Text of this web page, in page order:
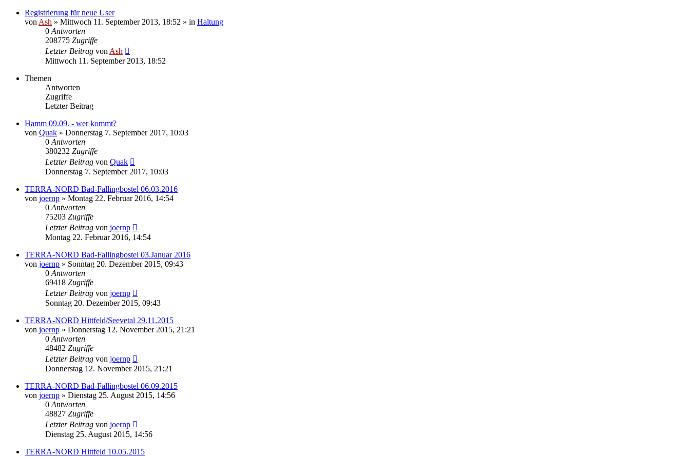
Registrierung für neue User
von Ash » Mittwoch 11. September 2013, 18:52 » in Haltung
0 Antworten
208775 Zugriffe
Letzter Beitrag von Ash
Mittwoch 11. September 2013, 18:52
Themen
Antworten
Zugriffe
Letzter Beitrag
Hamm 09.09. - wer kommt?
von Quak » Donnerstag 7. September 2017, 10:03
0 Antworten
380232 Zugriffe
Letzter Beitrag von Quak
Donnerstag 7. September 2017, 10:03
TERRA-NORD Bad-Fallingbostel 06.03.2016
von joernp » Montag 22. Februar 2016, 14:54
0 Antworten
75203 Zugriffe
Letzter Beitrag von joernp
Montag 22. Februar 2016, 14:54
TERRA-NORD Bad-Fallingbostel 03.Januar 2016
von joernp » Sonntag 20. Dezember 2015, 09:43
0 Antworten
69418 Zugriffe
Letzter Beitrag von joernp
Sonntag 20. Dezember 2015, 09:43
TERRA-NORD Hittfeld/Seevetal 29.11.2015
von joernp » Donnerstag 12. November 2015, 21:21
0 Antworten
48482 Zugriffe
Letzter Beitrag von joernp
Donnerstag 12. November 2015, 21:21
TERRA-NORD Bad-Fallingbostel 06.09.2015
von joernp » Dienstag 25. August 2015, 14:56
0 Antworten
48827 Zugriffe
Letzter Beitrag von joernp
Dienstag 25. August 2015, 14:56
TERRA-NORD Hittfeld 10.05.2015